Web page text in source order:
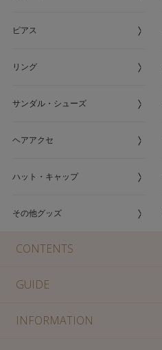
ピアス
リング
サンダル・シューズ
ヘアアクセ
ハット・キャップ
その他グッズ
CONTENTS
GUIDE
INFORMATION